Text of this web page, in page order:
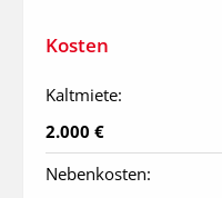
Kosten
Kaltmiete:
2.000 €
Nebenkosten: